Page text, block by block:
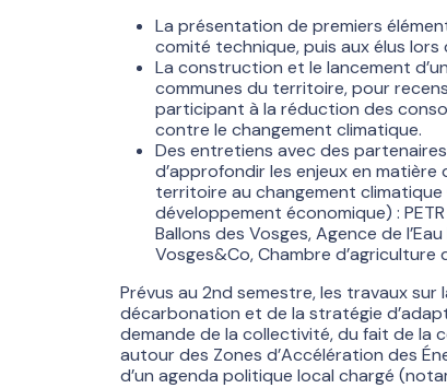
La présentation de premiers
comité technique, puis aux élus
La construction et le lancement
communes du territoire, pour
participant à la réduction des
contre le changement climatique.
Des entretiens avec des
d’approfondir les enjeux en
territoire au changement
développement économique) :
Ballons des Vosges, Agence de
Vosges&Co, Chambre d’agriculture
Prévus au 2nd semestre, les travaux
décarbonation et de la stratégie
demande de la collectivité, du fait de la
autour des Zones d’Accélération des
d’un agenda politique local chargé